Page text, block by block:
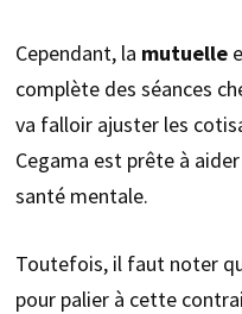
Cependant, la mutuelle
complète des séances
va falloir ajuster les
Cegama est prête à
santé mentale.
Toutefois, il faut noter
pour palier à cette